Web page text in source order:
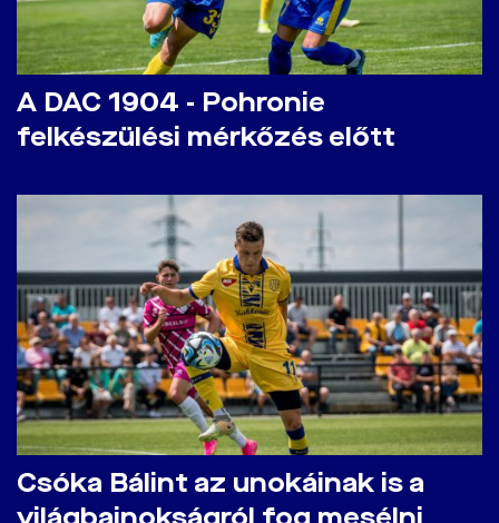
A DAC 1904 - Pohronie
felkészülési mérkőzés előtt
Csóka Bálint az unokáinak is a